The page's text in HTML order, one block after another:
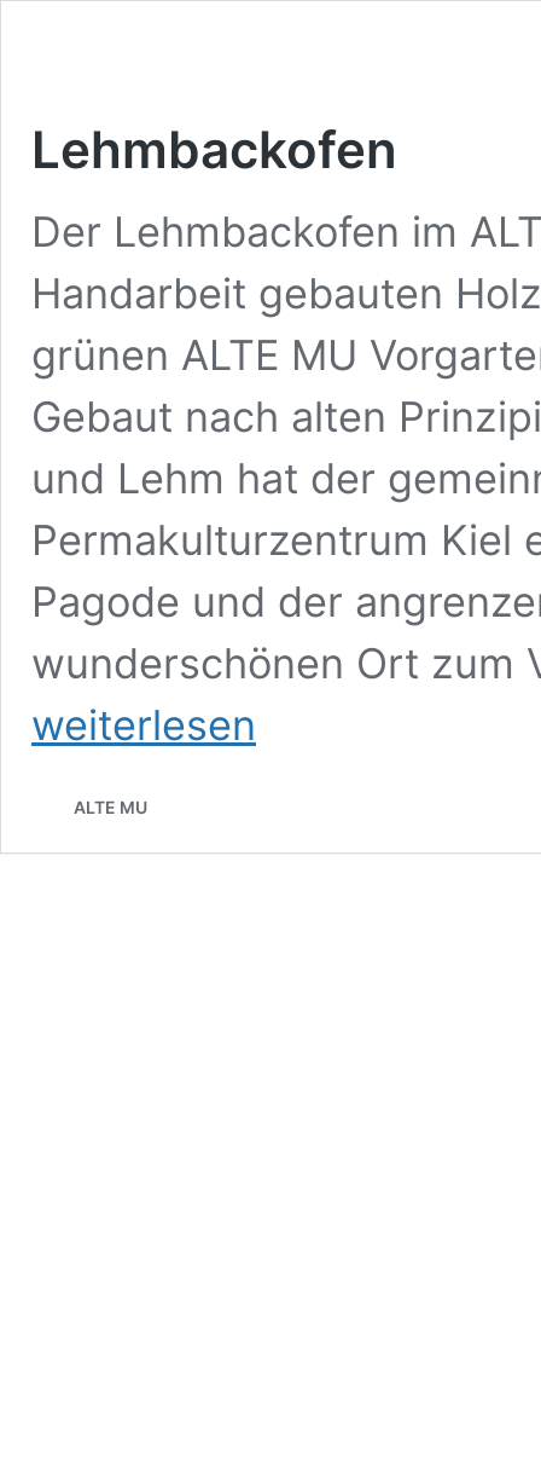
Lehmbackofen
Der Lehmbackofen im
Handarbeit gebauten
grünen ALTE MU
Gebaut nach alten
und Lehm hat der
Permakulturzentrum Kiel
Pagode und der
wunderschönen Ort zum
weiterlesen
ALTE MU